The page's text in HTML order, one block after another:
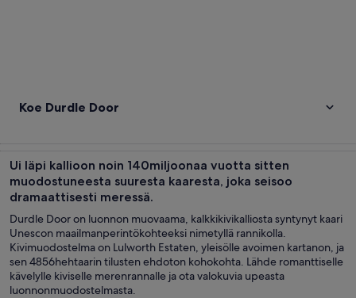
Koe Durdle Door
Ui läpi kallioon noin 140miljoonaa vuotta sitten
muodostuneesta suuresta kaaresta, joka seisoo
dramaattisesti meressä.
Durdle Door on luonnon muovaama, kalkkikivikalliosta syntynyt kaari
Unescon maailmanperintökohteeksi nimetyllä rannikolla.
Kivimuodostelma on Lulworth Estaten, yleisölle avoimen kartanon, ja
sen 4856hehtaarin tilusten ehdoton kohokohta. Lähde romanttiselle
kävelylle kiviselle merenrannalle ja ota valokuvia upeasta
luonnonmuodostelmasta.